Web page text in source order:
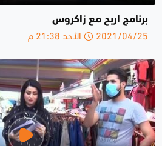
برنامج اربح مع زاكروس
2021/04/25 الأحد 21:38 م